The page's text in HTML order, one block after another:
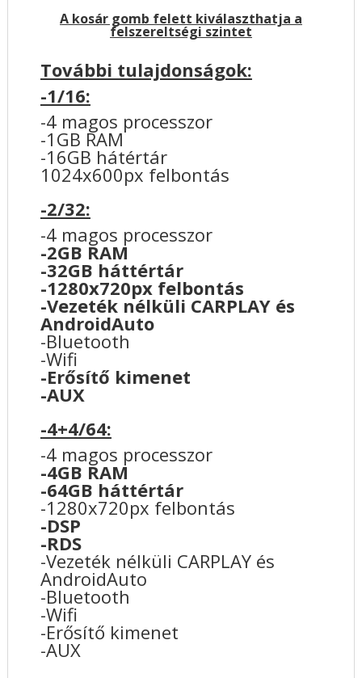
A kosár gomb felett kiválaszthatja a
felszereltségi szintet
További tulajdonságok:
-1/16:
-4 magos processzor
-1GB RAM
-16GB hátértár
1024x600px felbontás
-2/32:
-4 magos processzor
-2GB RAM
-32GB háttértár
-1280x720px felbontás
-Vezeték nélküli CARPLAY és
AndroidAuto
-Bluetooth
-Wifi
-Erősítő kimenet
-AUX
-4+4/64:
-4 magos processzor
-4GB RAM
-64GB háttértár
-1280x720px felbontás
-DSP
-RDS
-Vezeték nélküli CARPLAY és
AndroidAuto
-Bluetooth
-Wifi
-Erősítő kimenet
-AUX